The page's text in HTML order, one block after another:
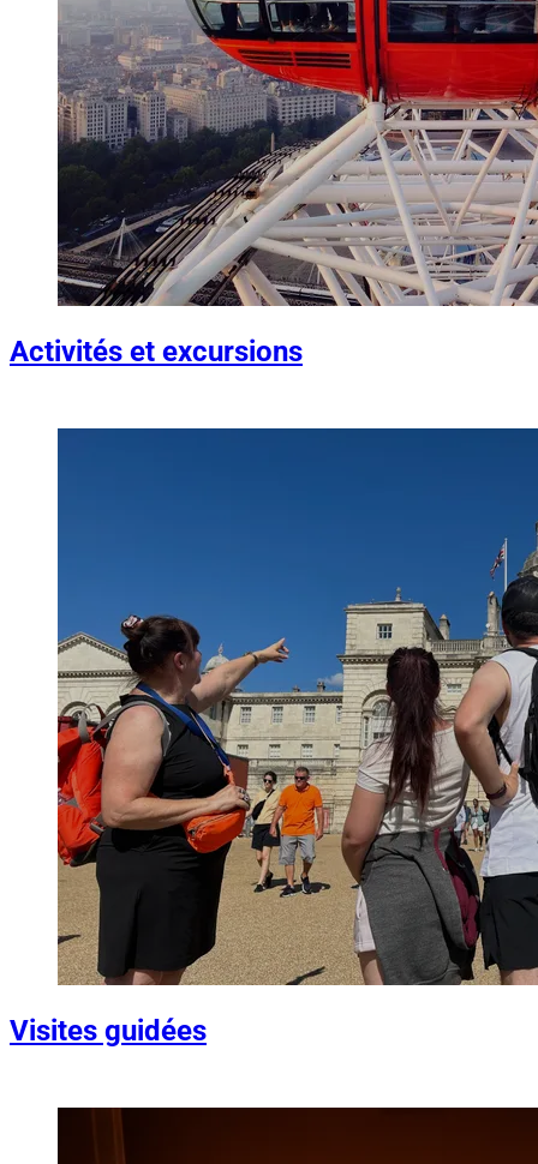
Activités et excursions
Visites guidées